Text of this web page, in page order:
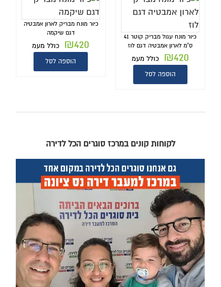
כיור מונח עגול מבריק קוטר 41
ס"מ לארון אמבטיה דגם לוז
₪420 כולל מעמ
הוספה לסל
כיור מונח מבריק לארון אמבטיה
דגם שיקמה
₪420 כולל מעמ
הוספה לסל
לקוחות קונים במרכז סוגרים הכל לדירה